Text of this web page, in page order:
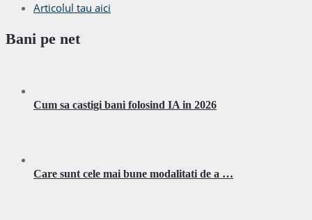
Articolul tau aici
Bani pe net
Cum sa castigi bani folosind IA in 2026
Care sunt cele mai bune modalitati de a …